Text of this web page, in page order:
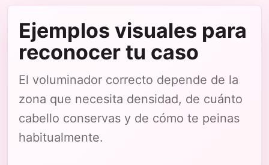
Ejemplos visuales para
reconocer tu caso
El voluminador correcto depende de la
zona que necesita densidad, de cuánto
cabello conservas y de cómo te peinas
habitualmente.